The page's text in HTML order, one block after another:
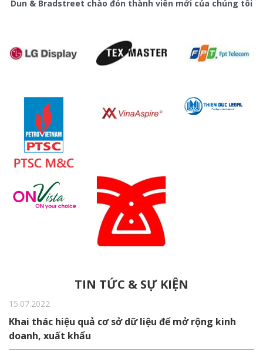
Dun & Bradstreet chào đón thành viên mới của chúng tôi
TIN TỨC & SỰ KIỆN
15.07.2022
Khai thác hiệu quả cơ sở dữ liệu để mở rộng kinh
doanh, xuất khẩu